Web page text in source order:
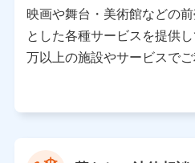
※ dポイントクラブ会員では
月11日以降、一度もdポイント
がないお客さまに限る）に関
前に取得した個人データは、
す。
映画や舞台・美術館などの
とした各種サービスを提供
万以上の施設やサービスでご